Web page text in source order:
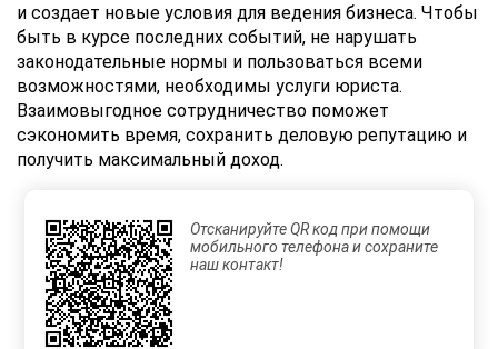
Отправляя
данные,
Вы
соглашаетесь
с
Правилами
обработки
персональных
и создает новые условия для ведения бизнеса. Чтобы
быть в курсе последних событий, не нарушать
законодательные нормы и пользоваться всеми
возможностями, необходимы услуги юриста.
Взаимовыгодное сотрудничество поможет
сэкономить время, сохранить деловую репутацию и
получить максимальный доход.
Отсканируйте QR код при помощи
мобильного телефона и сохраните
наш контакт!